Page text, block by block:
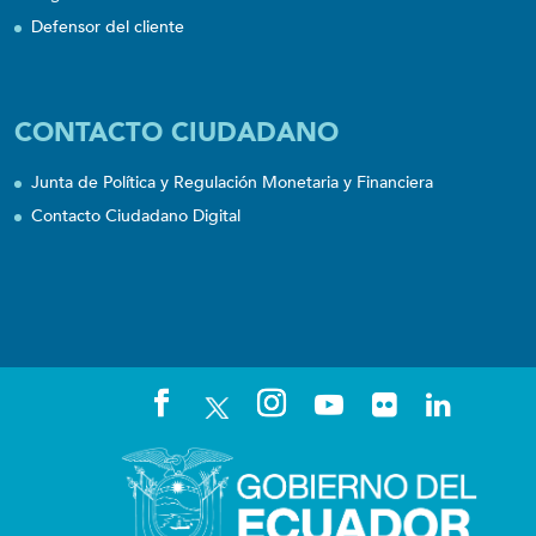
Defensor del cliente
CONTACTO CIUDADANO
Junta de Política y Regulación Monetaria y Financiera
Contacto Ciudadano Digital